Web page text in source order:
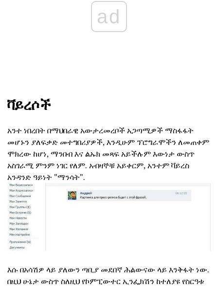
ad
ቫይረሶች
አንተ ነበረበት በማህበራዊ አውታረመረቦች አጋጣሚዎች ማስፋፋት
መሆኑን ያለፍቃድ መተግበሪያዎች, እንዲሁም ፕሮግራሞችን ለመጠቀም
ሞክረው ከሆነ, ማንበብ እና ልኡክ መጻፍ አይችሉም እውነታ ውስጥ
አስገራሚ ምንም ነገር የለም. አብዛኞቹ አይቀርም, አንተም ቫይረስ
አንዳንድ ዓይነት "ማንሳት".
እሱ በአሳሽዎ ላይ ያለውን ጣቢያ መደበኛ ሕልውናው ላይ እንቅፋት ነው.
በዚህ ሁኔታ ውስጥ ስለዚህ የኮምፒውተር ኢንፌክሽን ከተለያዩ የስርዓቱ